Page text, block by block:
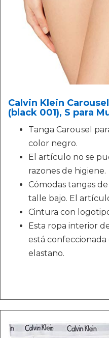
Calvin Klein
(black 001), S para
Tanga Carousel
color negro.
El artículo no se
razones de higiene.
Cómodas tangas
talle bajo. El
Cintura con
Esta ropa interior
está confeccionada
elastano.